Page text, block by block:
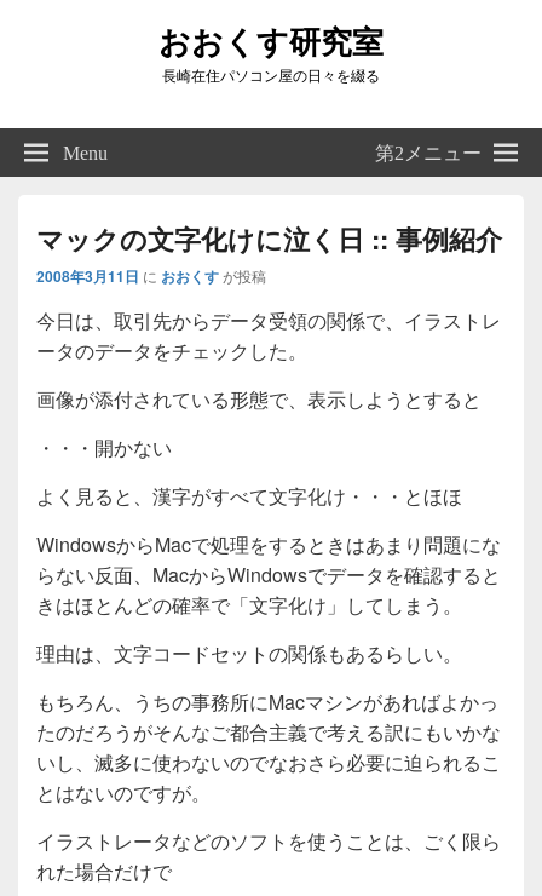
おおくす研究室
長崎在住パソコン屋の日々を綴る
Right
Sidebar
Widget
Menu 第2メニュー
マックの文字化けに泣く日 :: 事例紹介
2008年3月11日 に おおくすが投稿
今日は、取引先からデータ受領の関係で、イラストレ
ータのデータをチェックした。
画像が添付されている形態で、表示しようとすると
・・・開かない
よく見ると、漢字がすべて文字化け・・・とほほ
WindowsからMacで処理をするときはあまり問題にな
らない反面、MacからWindowsでデータを確認すると
きはほとんどの確率で「文字化け」してしまう。
理由は、文字コードセットの関係もあるらしい。
もちろん、うちの事務所にMacマシンがあればよかっ
たのだろうがそんなご都合主義で考える訳にもいかな
いし、滅多に使わないのでなおさら必要に迫られるこ
とはないのですが。
イラストレータなどのソフトを使うことは、ごく限ら
れた場合だけで